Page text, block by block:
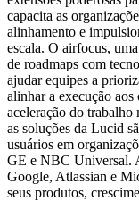
capacita as
alinhamento e
escala. O airfocus,
de roadmaps com
ajudar equipes a
alinhar a execução
aceleração do trabalho
as soluções da Lucid
usuários em
GE e NBC Universal.
Google, Atlassian e
seus produtos,